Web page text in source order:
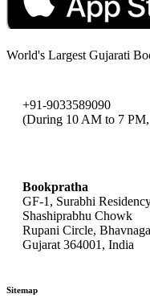
World's Largest Gujarati
+91-9033589090
(During 10 AM to 7
Bookpratha
GF-1, Surabhi
Shashiprabhu Chowk
Rupani Circle,
Gujarat 364001, India
Sitemap